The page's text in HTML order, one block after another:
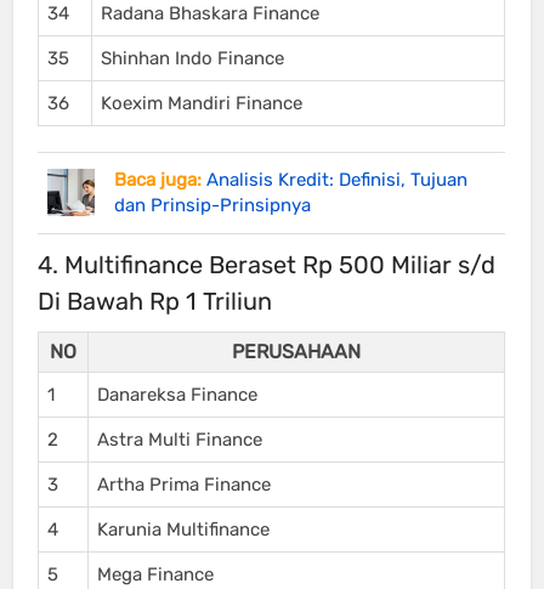
34 Radana Bhaskara Finance
35 Shinhan Indo Finance
36 Koexim Mandiri Finance
Baca juga: Analisis Kredit: Definisi, Tujuan
dan Prinsip-Prinsipnya
4. Multifinance Beraset Rp 500 Miliar s/d
Di Bawah Rp 1 Triliun
NO PERUSAHAAN
1 Danareksa Finance
2 Astra Multi Finance
3 Artha Prima Finance
4 Karunia Multifinance
5 Mega Finance